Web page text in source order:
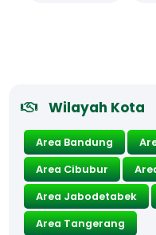
Wilayah Kota
Area Bandung
Area Cibubur
Area Jabodetabek
Area Tangerang